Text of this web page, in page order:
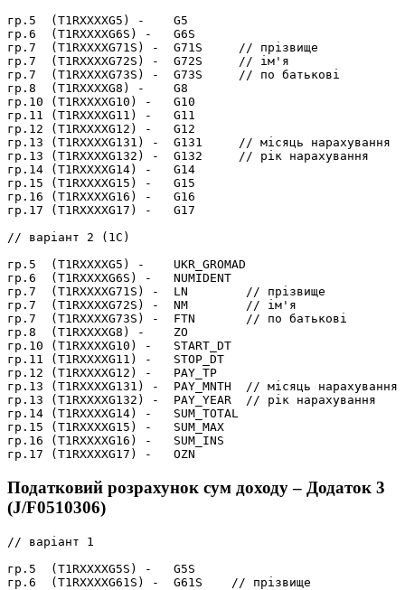
гр.5  (T1RXXXXG5) -    G5
гр.6  (T1RXXXXG6S) -   G6S
гр.7  (T1RXXXXG71S) -  G71S     // прізвище
гр.7  (T1RXXXXG72S) -  G72S     // ім'я
гр.7  (T1RXXXXG73S) -  G73S     // по батькові
гр.8  (T1RXXXXG8) -    G8
гр.10 (T1RXXXXG10) -   G10
гр.11 (T1RXXXXG11) -   G11
гр.12 (T1RXXXXG12) -   G12
гр.13 (T1RXXXXG131) -  G131     // місяць нарахування
гр.13 (T1RXXXXG132) -  G132     // рік нарахування
гр.14 (T1RXXXXG14) -   G14
гр.15 (T1RXXXXG15) -   G15
гр.16 (T1RXXXXG16) -   G16
гр.17 (T1RXXXXG17) -   G17
// варіант 2 (1С)
гр.5  (T1RXXXXG5) -    UKR_GROMAD
гр.6  (T1RXXXXG6S) -   NUMIDENT
гр.7  (T1RXXXXG71S) -  LN        // прізвище
гр.7  (T1RXXXXG72S) -  NM        // ім'я
гр.7  (T1RXXXXG73S) -  FTN       // по батькові
гр.8  (T1RXXXXG8) -    ZO
гр.10 (T1RXXXXG10) -   START_DT
гр.11 (T1RXXXXG11) -   STOP_DT
гр.12 (T1RXXXXG12) -   PAY_TP
гр.13 (T1RXXXXG131) -  PAY_MNTH  // місяць нарахування
гр.13 (T1RXXXXG132) -  PAY_YEAR  // рік нарахування
гр.14 (T1RXXXXG14) -   SUM_TOTAL
гр.15 (T1RXXXXG15) -   SUM_MAX
гр.16 (T1RXXXXG16) -   SUM_INS
Податковий розрахунок сум доходу – Додаток 3
(J/F0510306)
// варіант 1
гр.5  (T1RXXXXG5S) -   G5S
гр.6  (T1RXXXXG61S) -  G61S    // прізвище